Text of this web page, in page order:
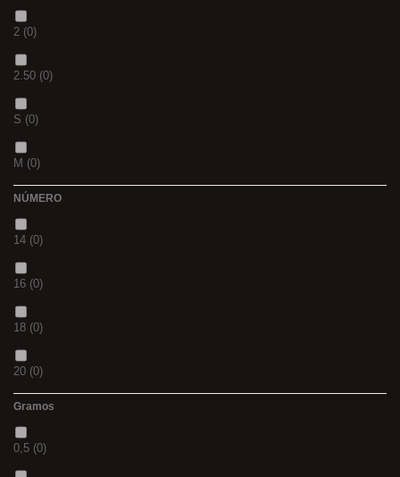
(0)
(0)
BLACK & RED
PANTHER
36(0)
P(0)
14(0)
42(0)
23(0)
38(0)
2 (0)
2.50 (0)
S (0)
M (0)
20MM
3 M (0)
(0)
(0)
14MM
500
NÚMERO
14 (0)
16 (0)
18 (0)
20 (0)
(0)
Gramos
0,5 (0)